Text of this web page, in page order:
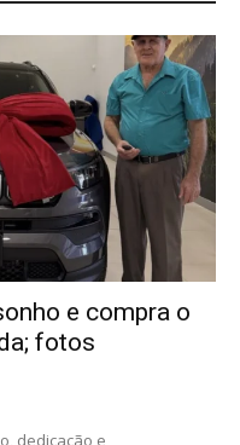
e compra o
fotos
dedicação e